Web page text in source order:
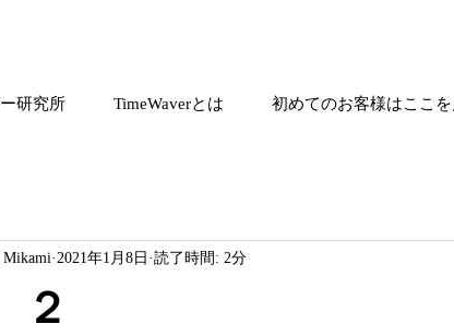
研究所 TimeWaverとは 初めてのお客様はここを
２
Mikami 2021年1月8日 読了時間: 2分